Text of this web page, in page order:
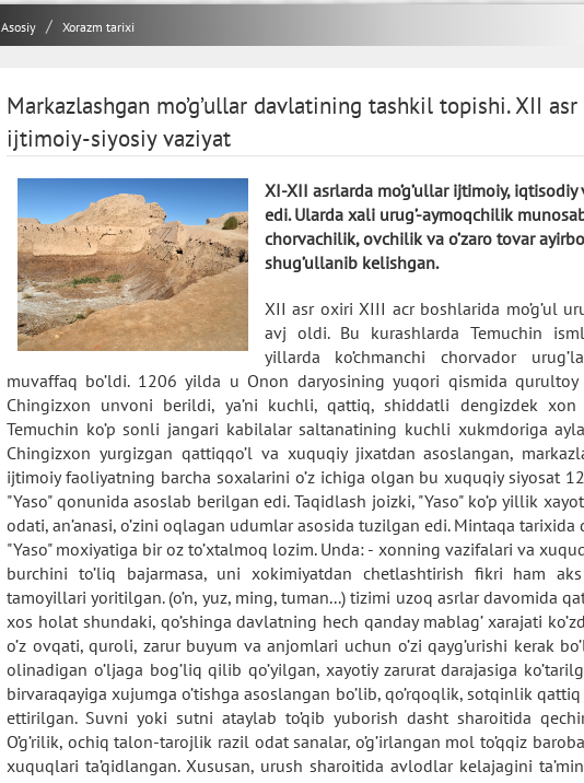
Asosiy Xorazm tarixi
Markazlashgan mo’g’ullar davlatining tashkil topishi. XII
ijtimoiy-siyosiy vaziyat
XI-XII asrlarda mo’g’ullar ijtimoiy,
edi. Ularda xali urug’-aymoqchilik
chorvachilik, ovchilik va o’zaro tovar
shug’ullanib kelishgan.
XII asr oxiri XIII acr boshlarida mo’g’ul
avj oldi. Bu kurashlarda Temuchin
yillarda ko’chmanchi chorvador
muvaffaq bo’ldi. 1206 yilda u Onon daryosining yuqori qismida qurultoy
Chingizxon unvoni berildi, ya’ni kuchli, qattiq, shiddatli dengizdek xon
Temuchin ko’p sonli jangari kabilalar saltanatining kuchli xukmdoriga
Chingizxon yurgizgan qattiqqo’l va xuquqiy jixatdan asoslangan,
ijtimoiy faoliyatning barcha soxalarini o’z ichiga olgan bu xuquqiy siyosat
"Yaso" qonunida asoslab berilgan edi. Taqidlash joizki, "Yaso" ko’p yillik
odati, an’anasi, o’zini oqlagan udumlar asosida tuzilgan edi. Mintaqa
"Yaso" moxiyatiga bir oz to’xtalmoq lozim. Unda: - xonning vazifalari va
burchini to’liq bajarmasa, uni xokimiyatdan chetlashtirish fikri ham
tamoyillari yoritilgan. (o’n, yuz, ming, tuman...) tizimi uzoq asrlar davomida
xos holat shundaki, qo’shinga davlatning hech qanday mablag’ xarajati
o’z ovqati, quroli, zarur buyum va anjomlari uchun o’zi qayg’urishi kerak
olinadigan o’ljaga bog’liq qilib qo’yilgan, xayotiy zarurat darajasiga
birvaraqayiga xujumga o’tishga asoslangan bo’lib, qo’rqoqlik, sotqinlik
ettirilgan. Suvni yoki sutni ataylab to’qib yuborish dasht sharoitida
O’g’rilik, ochiq talon-tarojlik razil odat sanalar, o’g’irlangan mol to’qqiz
xuquqlari ta’qidlangan. Xususan, urush sharoitida avlodlar kelajagini